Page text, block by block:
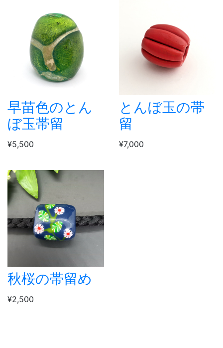
早苗色のとん
ぼ玉帯留
¥5,500
とんぼ玉の帯
留
¥7,000
秋桜の帯留め
¥2,500